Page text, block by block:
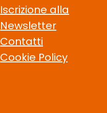
Iscrizione alla
Newsletter
Contatti
Cookie Policy